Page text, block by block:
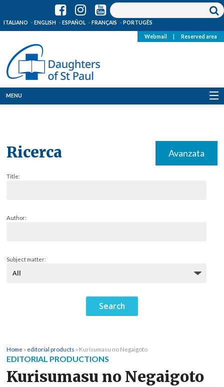
ITALIANO ENGLISH ESPAÑOL FRANÇAIS PORTUGÊS
Webmail Reserved area
MENU
Ricerca Avanzata
Title:
Author:
Subject matter:
Home » editorial products » Kurisumasu no Negaigoto
EDITORIAL PRODUCTIONS
Kurisumasu no Negaigoto